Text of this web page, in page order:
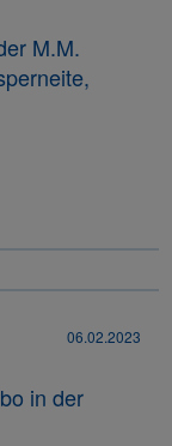
M.M.
06.02.2023
in der